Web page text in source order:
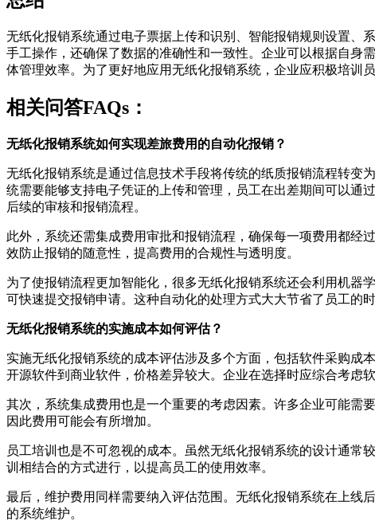
无纸化报销系统通过电子票据上传和识别、智能报销规则设置、
手工操作，还确保了数据的准确性和一致性。企业可以根据自身
体管理效率。为了更好地应用无纸化报销系统，企业应积极培训
相关问答FAQs：
无纸化报销系统如何实现差旅费用的自动化报销？
无纸化报销系统是通过信息技术手段将传统的纸质报销流程转变
统需要能够支持电子凭证的上传和管理，员工在出差期间可以通
后续的审核和报销流程。
此外，系统还需集成费用审批和报销流程，确保每一项费用都经
效防止报销的随意性，提高费用的合规性与透明度。
为了使报销流程更加智能化，很多无纸化报销系统还会利用机器
可快速提交报销申请。这种自动化的处理方式大大节省了员工的
无纸化报销系统的实施成本如何评估？
实施无纸化报销系统的成本评估涉及多个方面，包括软件采购成
开源软件到商业软件，价格差异较大。企业在选择时应综合考虑
其次，系统集成费用也是一个重要的考虑因素。许多企业可能需
因此费用可能会有所增加。
员工培训也是不可忽视的成本。虽然无纸化报销系统的设计通
训相结合的方式进行，以提高员工的使用效率。
最后，维护费用同样需要纳入评估范围。无纸化报销系统在上线
的系统维护。